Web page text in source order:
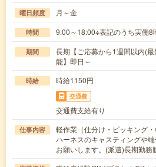
曜日頻度 月～金
時間 9:00～18:00※表記のうち実働8
期間
長期【ご応募から1週間以内(
能】即日～
時給 時給1150円
交通費
交通費支給有り
仕事内容
軽作業（仕分け・ピッキング・
ハーネスのキャスティングや
お願いします。(派遣)長期勤